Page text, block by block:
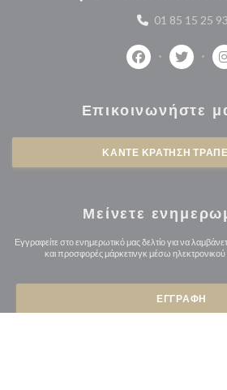
01 85 15 25 93
FacebookTwitter
Επικοινωνήστε
ΚΆΝΤΕ ΚΡΆΤΗΣΗ
Μείνετε
Εγγραφείτε στο ενημερωτικό μας δελτίο για να
και προσφορές μάρκετινγκ μέσω ηλεκτρονικού
ΕΓΓΡΑΦΉ